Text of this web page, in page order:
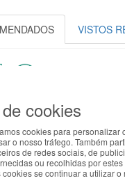
VISTOS
about your visit using
to browse our site,
cookies
cookies para
o nosso tráfego. Também
de redes sociais, de
ou recolhidas por
se continuar a utilizar o